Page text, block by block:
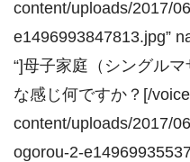
content/uploads/2017/
e1496993847813.jpg”
“]母子家庭（シングル
な感じ何ですか？[/
content/uploads/2017/
ogorou-2-